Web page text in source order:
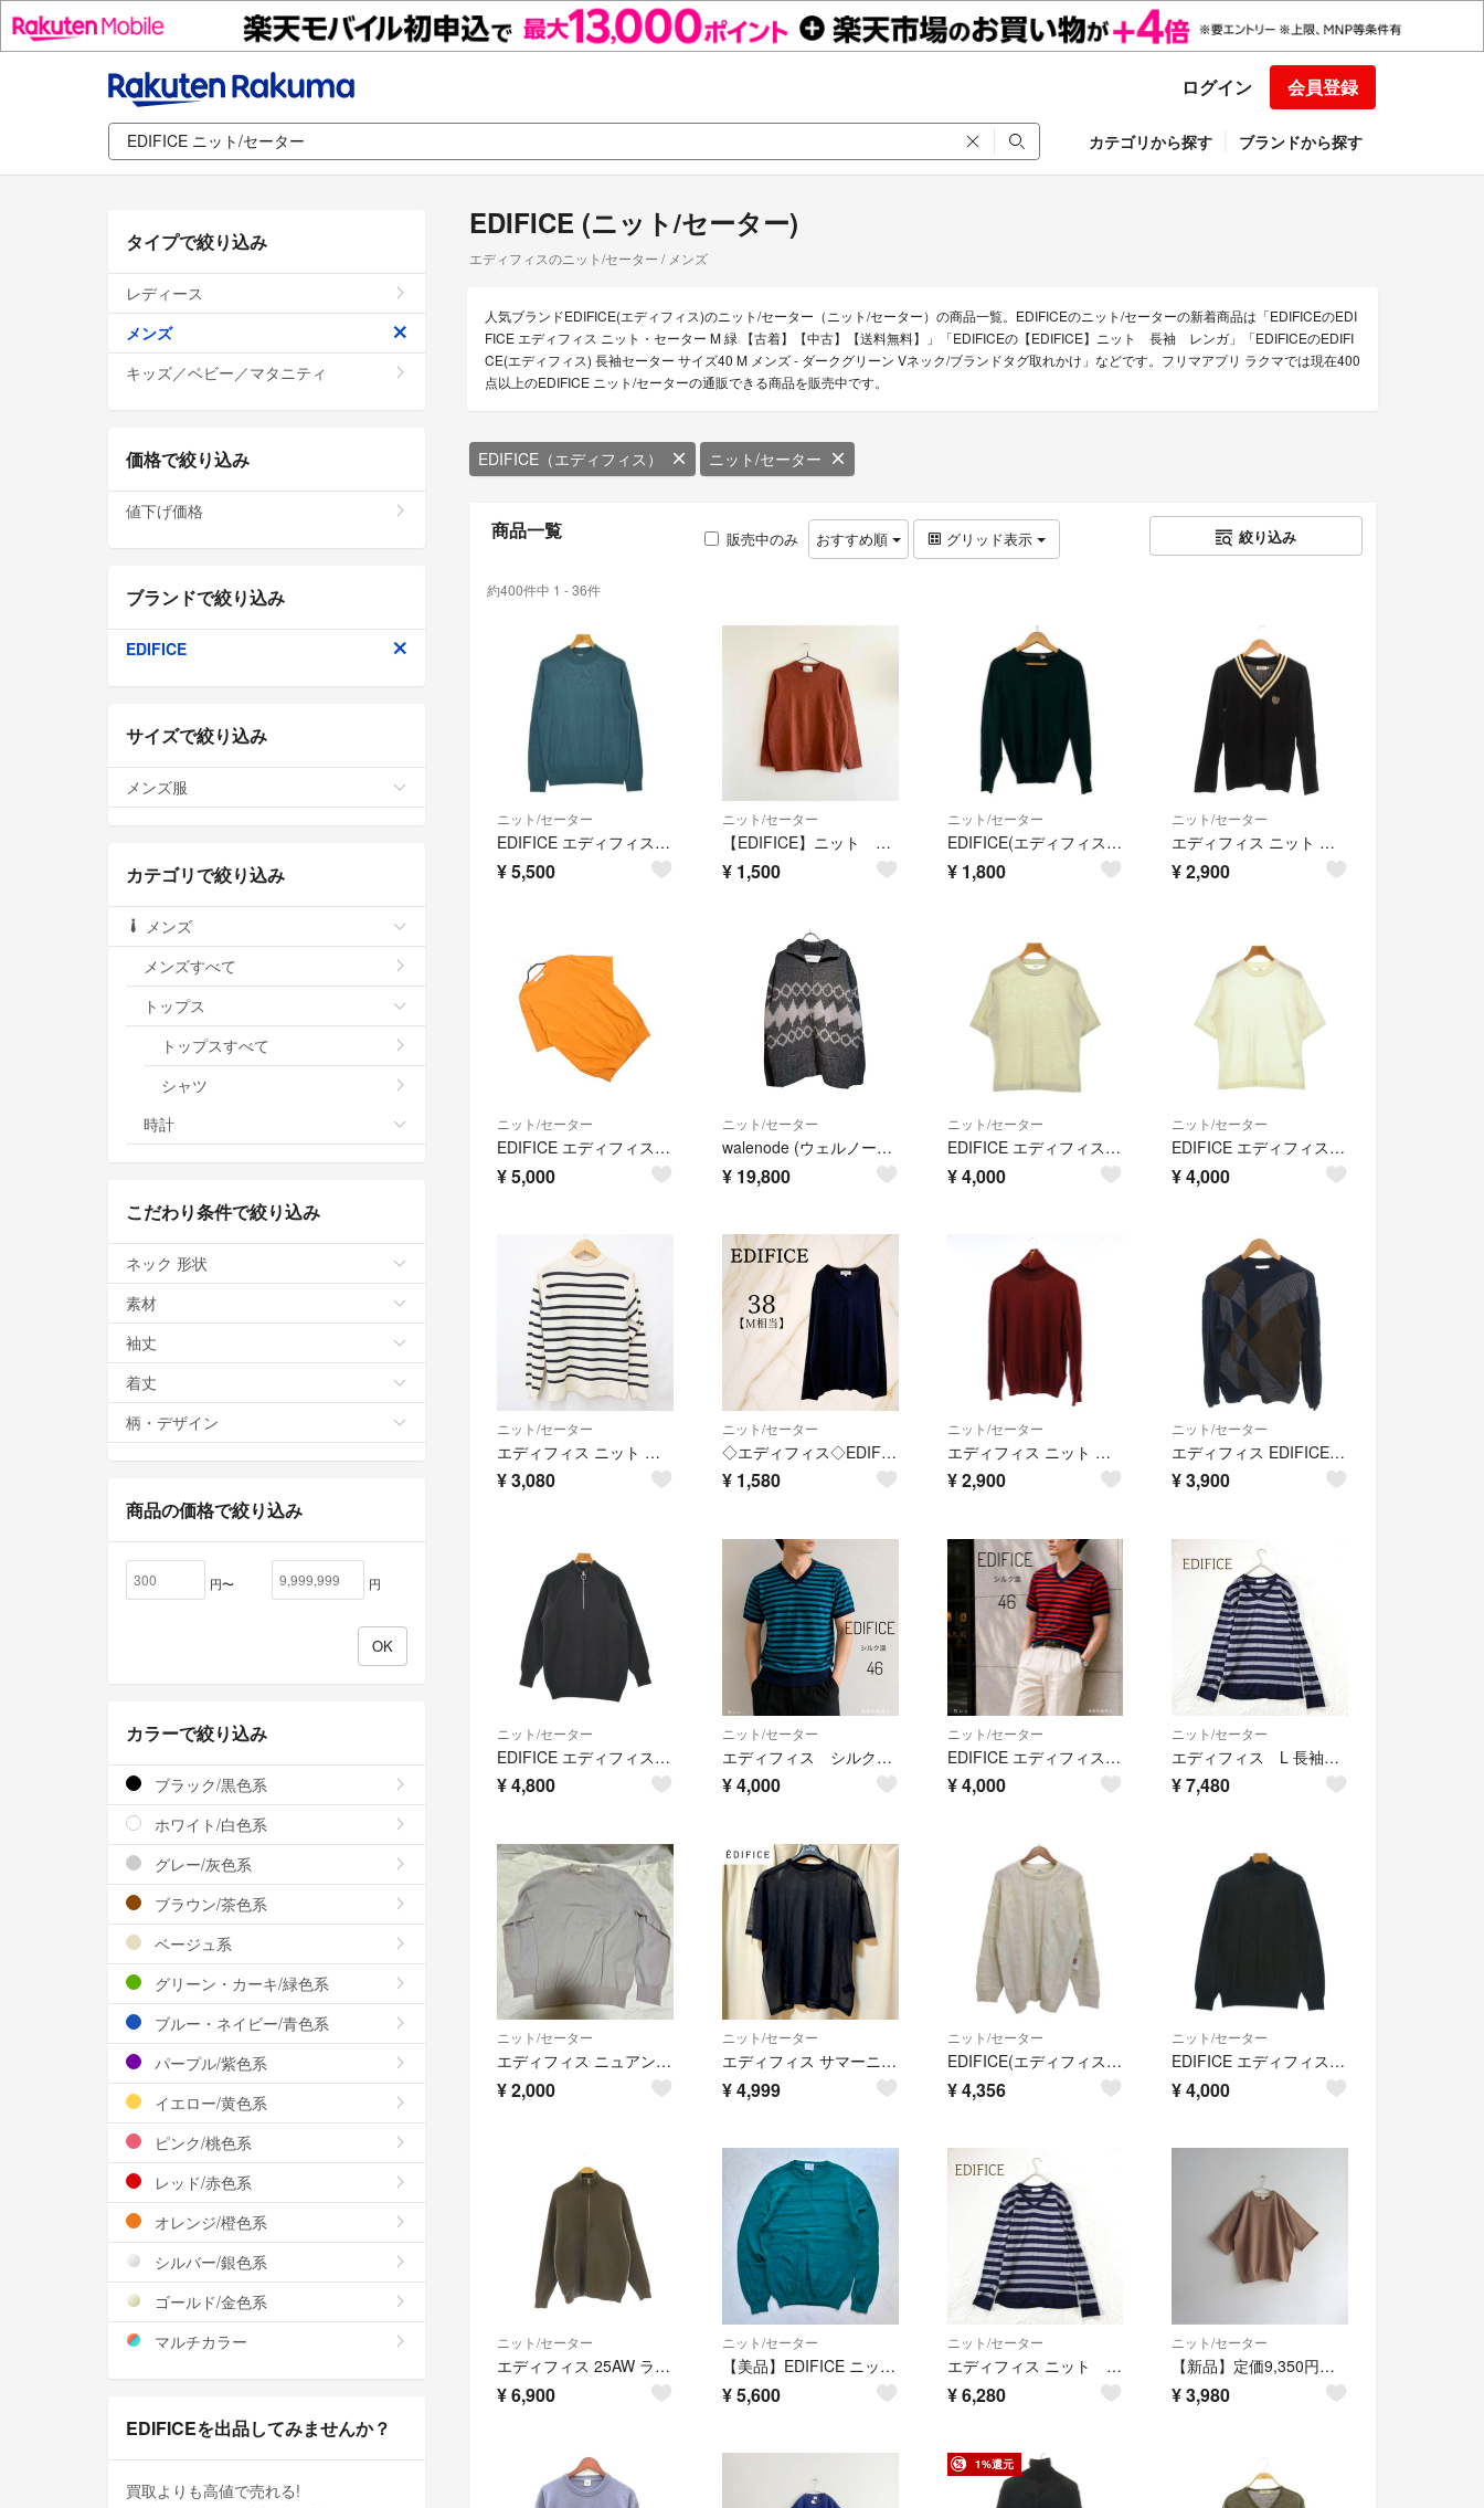
ログイン 会員登録
カテゴリから探す ブランドから探す
EDIFICE (ニット/セーター)
エディフィスのニット/セーター / メンズ
人気ブランドEDIFICE(エディフィス)のニット/セーター（ニット/セーター）の商品一覧。EDIFICEのニット/セーターの新着商品は「EDIFICEのEDI
FICE エディフィス ニット・セーター M 緑 【古着】【中古】【送料無料】」「EDIFICEの【EDIFICE】ニット 長袖 レンガ」「EDIFICEのEDIFI
CE(エディフィス) 長袖セーター サイズ40 M メンズ - ダークグリーン Vネック/ブランドタグ取れかけ」などです。フリマアプリ ラクマでは現在400
点以上のEDIFICE ニット/セーターの通販できる商品を販売中です。
EDIFICE（エディフィス） ニット/セーター
商品一覧 販売中のみ おすすめ順 グリッド表示 絞り込み
約400件中 1 - 36件
ニット/セーター
EDIFICE エディフィス ニット・セーター M 緑 【古着】【中古】【送料無料】
¥5,500
ニット/セーター
【EDIFICE】ニット 長袖 レンガ
¥ 1,500
ニット/セーター
EDIFICE(エディフィス) 長袖セーター サイズ40 M メンズ - ダークグリーン Vネック/ブランドタグ取れかけ
¥ 1,800
ニット/セーター
エディフィス ニット セーター 38 黒 ブラック アイボリー Vネック
¥2,900
ニット/セーター
EDIFICE エディフィス 半袖 クルーネック サマー ニット セーター sizeM/キャメル ■◆ メンズ
¥5,000
ニット/セーター
walenode (ウェルノード) ■ ③④ wn22-13fw145-kw EDIFICE別注 ハンドニット カウチン セーター メンズ グレー サイズ2
¥ 19,800
ニット/セーター
EDIFICE エディフィス ニット・セーター S 緑 【古着】【中古】【送料無料】
¥4,000
ニット/セーター
EDIFICE エディフィス ニット・セーター S 白 【古着】【中古】【送料無料】
¥4,000
ニット/セーター
エディフィス ニット セーター 長袖 丸首 ボーダー ウール ベージュ 黒 44
¥3,080
ニット/セーター
◇エディフィス◇EDIFICE【M】Vネックニットセーター 薄手 ウール100%
¥ 1,580
ニット/セーター
エディフィス ニット セーター L 赤 タートルネック 長袖 /JP47
¥2,900
ニット/セーター
エディフィス EDIFICE ラッピンノット コラボ ニット セーター M 紺
¥3,900
ニット/セーター
EDIFICE エディフィス ニット・セーター M グレー 【古着】【中古】【送料無料】
¥4,800
ニット/セーター
エディフィス シルク混 ボーダーVネック半袖ニット 46 グリーン
¥4,000
ニット/セーター
EDIFICE エディフィス シルク混 ボーダー Vネック 半袖ニット 46
¥4,000
ニット/セーター
エディフィス L 長袖 カットソー ボーダー柄 総柄 Ｖネック ウール100
¥7,480
ニット/セーター
エディフィス ニュアンスパープル ハイゲージ クルーネックウールニット S
¥2,000
ニット/セーター
エディフィス サマーニット EDIFICE
¥4,999
ニット/セーター
EDIFICE(エディフィス) メンズ トップス ニット・セーター
¥4,356
ニット/セーター
EDIFICE エディフィス ニット・セーター XL 黒 【古着】【中古】【送料無料】
¥4,000
ニット/セーター
エディフィス 25AW ライトウェイト ドライバーズニット セーター
¥6,900
ニット/セーター
【美品】EDIFICE ニット セーター コットン 緑 46 M相当（H173）
¥5,600
ニット/セーター
エディフィス ニット Vネック ボーダー （L）ネイビー ウール100% 薄手
¥6,280
ニット/セーター
【新品】定価9,350円 エディフィス スウェットライクニット L
¥3,980
1%還元
タイプで絞り込み
レディース
メンズ
キッズ／ベビー／マタニティ
価格で絞り込み
値下げ価格
ブランドで絞り込み
EDIFICE
サイズで絞り込み
メンズ服
カテゴリで絞り込み
メンズ
メンズすべて
トップス
トップスすべて
シャツ
時計
こだわり条件で絞り込み
ネック 形状
素材
袖丈
着丈
柄・デザイン
商品の価格で絞り込み
円〜 円
カラーで絞り込み
ブラック/黒色系
ホワイト/白色系
グレー/灰色系
ブラウン/茶色系
ベージュ系
グリーン・カーキ/緑色系
ブルー・ネイビー/青色系
パープル/紫色系
イエロー/黄色系
ピンク/桃色系
レッド/赤色系
オレンジ/橙色系
シルバー/銀色系
ゴールド/金色系
マルチカラー
EDIFICEを出品してみませんか？
買取よりも高値で売れる!